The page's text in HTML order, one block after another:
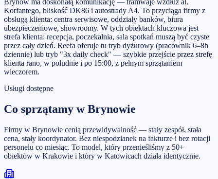
Brynów ma doskonałą komunikację — tramwaje wzdłuż al.
Korfantego, bliskość DK86 i autostrady A4. To przyciąga firmy z
obsługą klienta: centra serwisowe, oddziały banków, biura
ubezpieczeniowe, showroomy. W tych obiektach kluczowa jest
strefa klienta: recepcja, poczekalnia, sala spotkań muszą być czyste
przez cały dzień. Reefa oferuje tu tryb dyżurowy (pracownik 6–8h
dziennie) lub tryb "3x daily check" — szybkie przejście przez strefę
klienta rano, w południe i po 15:00, z pełnym sprzątaniem
wieczorem.
Usługi dostępne
Co sprzątamy w Brynowie
Firmy w Brynowie cenią przewidywalność — stały zespół, stała
cena, stały koordynator. Bez niespodzianek na fakturze i bez rotacji
personelu co miesiąc. To model, który przenieśliśmy z 50+
obiektów w Krakowie i który w Katowicach działa identycznie.